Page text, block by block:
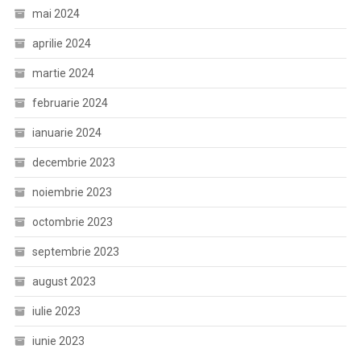
mai 2024
aprilie 2024
martie 2024
februarie 2024
ianuarie 2024
decembrie 2023
noiembrie 2023
octombrie 2023
septembrie 2023
august 2023
iulie 2023
iunie 2023